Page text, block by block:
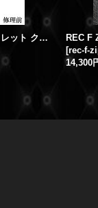
クロムハーツ修理 1ZIP レザーウォレット クロスボールボタン修理 破損取れ
[rec-f-
14,300